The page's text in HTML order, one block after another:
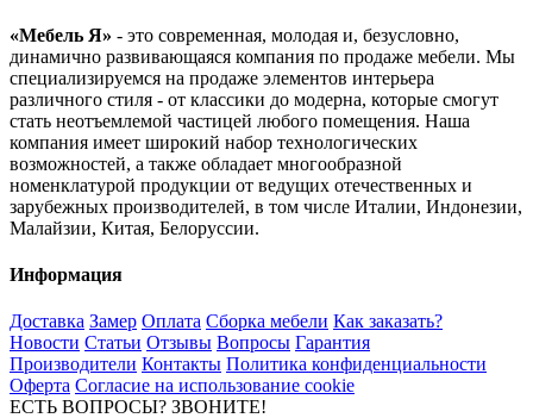
«Мебель Я» - это современная, молодая и, безусловно,
динамично развивающаяся компания по продаже мебели. Мы
специализируемся на продаже элементов интерьера
различного стиля - от классики до модерна, которые смогут
стать неотъемлемой частицей любого помещения. Наша
компания имеет широкий набор технологических
возможностей, а также обладает многообразной
номенклатурой продукции от ведущих отечественных и
зарубежных производителей, в том числе Италии, Индонезии,
Малайзии, Китая, Белоруссии.
Информация
Доставка Замер Оплата Сборка мебели Как заказать?
Новости Статьи Отзывы Вопросы Гарантия
Производители Контакты Политика конфиденциальности
Оферта Согласие на использование cookie
ЕСТЬ ВОПРОСЫ? ЗВОНИТЕ!